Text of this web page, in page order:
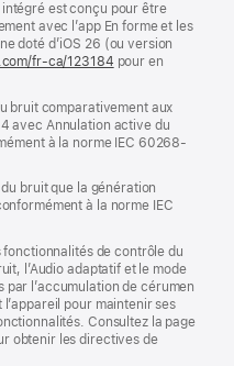
est conçu pour être
avec l’app En forme et les
doté d’iOS 26 (ou version
fr-ca/123184 pour en
bruit comparativement aux
avec Annulation active du
à la norme IEC 60268-
du bruit que la génération
à la norme IEC
fonctionnalités de contrôle du
l’Audio adaptatif et le mode
l’accumulation de cérumen
pour maintenir ses
Consultez la page
obtenir les directives de